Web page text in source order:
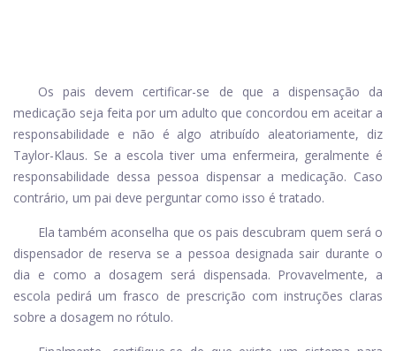
Os pais devem certificar-se de que a dispensação da
medicação seja feita por um adulto que concordou em aceitar a
responsabilidade e não é algo atribuído aleatoriamente, diz
Taylor-Klaus. Se a escola tiver uma enfermeira, geralmente é
responsabilidade dessa pessoa dispensar a medicação. Caso
contrário, um pai deve perguntar como isso é tratado.
Ela também aconselha que os pais descubram quem será o
dispensador de reserva se a pessoa designada sair durante o
dia e como a dosagem será dispensada. Provavelmente, a
escola pedirá um frasco de prescrição com instruções claras
sobre a dosagem no rótulo.